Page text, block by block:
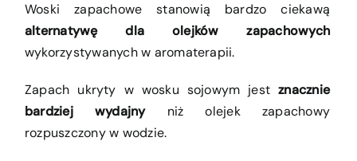
Woski zapachowe stanowią bardzo ciekawą
alternatywę dla olejków zapachowych
wykorzystywanych w aromaterapii.
Zapach ukryty w wosku sojowym jestznacznie
bardziej wydajnyniż olejek zapachowy
rozpuszczony w wodzie.